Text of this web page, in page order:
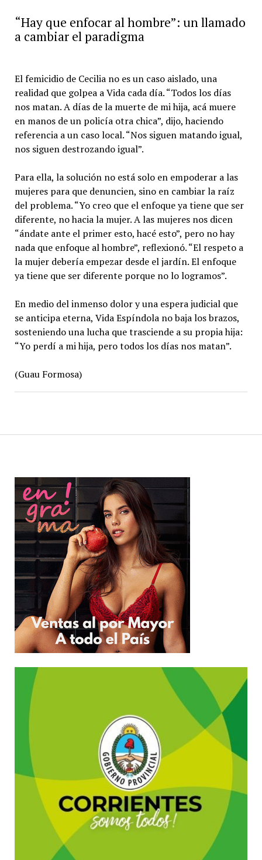
“Hay que enfocar al hombre”: un llamado
a cambiar el paradigma
El femicidio de Cecilia no es un caso aislado, una
realidad que golpea a Vida cada día. “Todos los días
nos matan. A días de la muerte de mi hija, acá muere
en manos de un policía otra chica”, dijo, haciendo
referencia a un caso local. “Nos siguen matando igual,
nos siguen destrozando igual”.
Para ella, la solución no está solo en empoderar a las
mujeres para que denuncien, sino en cambiar la raíz
del problema. “Yo creo que el enfoque ya tiene que ser
diferente, no hacia la mujer. A las mujeres nos dicen
“ándate ante el primer esto, hacé esto”, pero no hay
nada que enfoque al hombre”, reflexionó. “El respeto a
la mujer debería empezar desde el jardín. El enfoque
ya tiene que ser diferente porque no lo logramos”.
En medio del inmenso dolor y una espera judicial que
se anticipa eterna, Vida Espíndola no baja los brazos,
sosteniendo una lucha que trasciende a su propia hija:
“Yo perdí a mi hija, pero todos los días nos matan”.
(Guau Formosa)